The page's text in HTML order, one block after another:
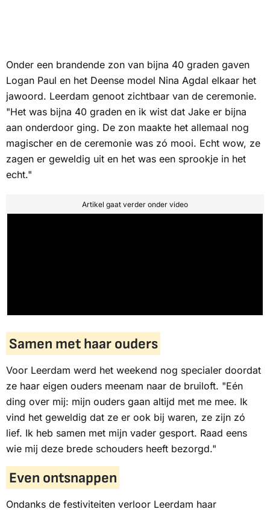
Onder een brandende zon van bijna 40 graden gaven
Logan Paul en het Deense model Nina Agdal elkaar het
jawoord. Leerdam genoot zichtbaar van de ceremonie.
"Het was bijna 40 graden en ik wist dat Jake er bijna
aan onderdoor ging. De zon maakte het allemaal nog
magischer en de ceremonie was zó mooi. Echt wow, ze
zagen er geweldig uit en het was een sprookje in het
echt."
Artikel gaat verder onder video
Samen met haar ouders
Voor Leerdam werd het weekend nog specialer doordat
ze haar eigen ouders meenam naar de bruiloft. "Eén
ding over mij: mijn ouders gaan altijd met me mee. Ik
vind het geweldig dat ze er ook bij waren, ze zijn zó
lief. Ik heb samen met mijn vader gesport. Raad eens
wie mij deze brede schouders heeft bezorgd."
Even ontsnappen
Ondanks de festiviteiten verloor Leerdam haar